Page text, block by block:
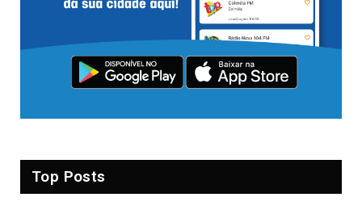
Top Posts